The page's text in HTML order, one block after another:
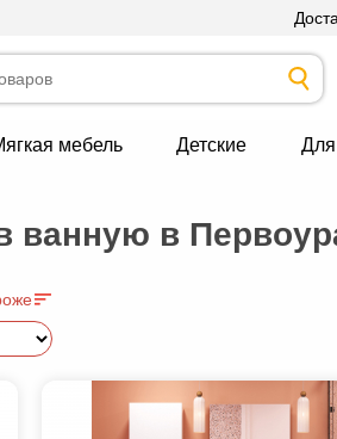
мебель Детские
ванную в